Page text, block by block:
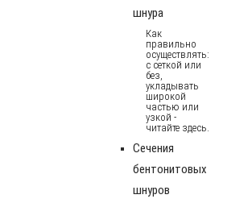
шнура
Как
правильно
осуществлять:
с сеткой или
без,
укладывать
широкой
частью или
узкой -
читайте здесь.
Сечения
бентонитовых
шнуров